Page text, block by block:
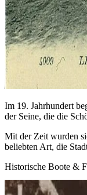
Im 19. Jahrhundert
der Seine, die die
Mit der Zeit wurden
beliebten Art, die
Historische Boote &